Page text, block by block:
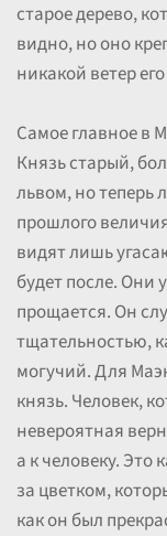
старое дерево,
видно, но оно
никакой ветер
Самое главное в
Князь старый,
львом, но теперь
прошлого
видят лишь
будет после.
прощается. Он
тщательностью,
могучий. Для
князь. Человек,
невероятная
а к человеку. Это
за цветком,
как он был